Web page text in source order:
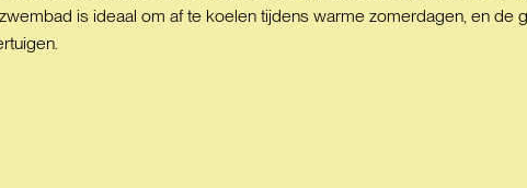
is ideaal om af te koelen tijdens warme zomerdagen, en